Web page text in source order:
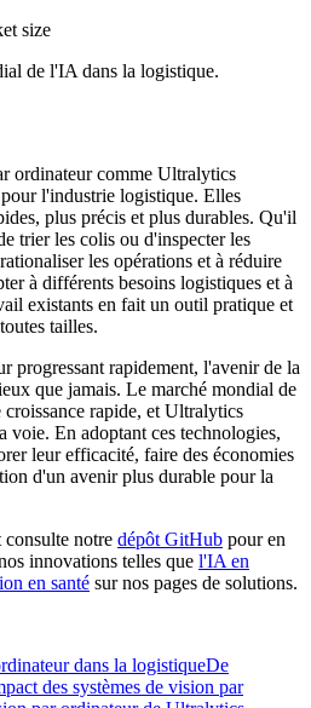
de l'IA dans la logistique.
ordinateur comme Ultralytics
l'industrie logistique. Elles
plus précis et plus durables. Qu'il
trier les colis ou d'inspecter les
les opérations et à réduire
à différents besoins logistiques et à
existants en fait un outil pratique et
tailles.
progressant rapidement, l'avenir de la
que jamais. Le marché mondial de
rapide, et Ultralytics
En adoptant ces technologies,
leur efficacité, faire des économies
d'un avenir plus durable pour la
consulte notre dépôt GitHub pour en
innovations telles que l'IA en
en santé sur nos pages de solutions.
dans la logistiqueDe
des systèmes de vision par